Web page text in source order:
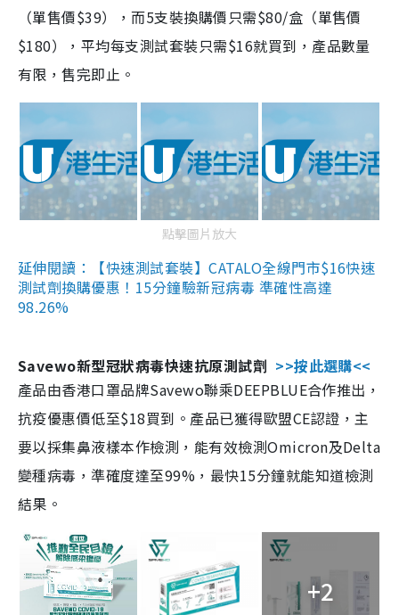
（單售價$39），而5支裝換購價只需$80/盒（單售價
$180），平均每支測試套裝只需$16就買到，產品數量
有限，售完即止。
點擊圖片放大
延伸閱讀：【快速測試套裝】CATALO全線門市$16快速
測試劑換購優惠！15分鐘驗新冠病毒 準確性高達
98.26%
Savewo新型冠狀病毒快速抗原測試劑 >>按此選購<<
產品由香港口罩品牌Savewo聯乘DEEPBLUE合作推出，
抗疫優惠價低至$18買到。產品已獲得歐盟CE認證，主
要以採集鼻液樣本作檢測，能有效檢測Omicron及Delta
變種病毒，準確度達至99%，最快15分鐘就能知道檢測
結果。
+2